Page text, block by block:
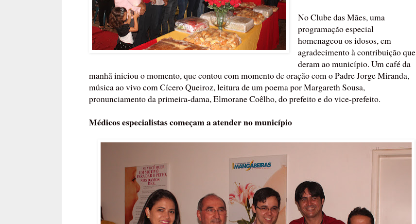
No Clube das Mães, uma
programação especial
homenageou os idosos, em
agradecimento à contribuição que
deram ao município. Um café da
manhã iniciou o momento, que contou com momento de oração com o Padre Jorge Miranda,
música ao vivo com Cícero Queiroz, leitura de um poema por Margareth Sousa,
pronunciamento da primeira-dama, Elmorane Coêlho, do prefeito e do vice-prefeito.
Médicos especialistas começam a atender no município